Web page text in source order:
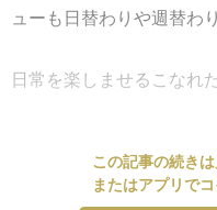
ューも日替わりや週替わ
日常を楽しませるこなれ
この記事の続き
またはアプリで